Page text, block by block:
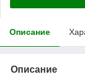
Описание
Описание